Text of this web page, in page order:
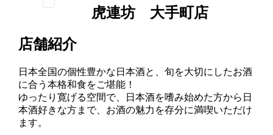
虎連坊 大手町店
店舗紹介
日本全国の個性豊かな日本酒と、旬を大切にしたお酒
に合う本格和食をご堪能！
ゆったり寛げる空間で、日本酒を嗜み始めた方から日
本酒好きな方まで、お酒の魅力を存分に満喫いただけ
ます。